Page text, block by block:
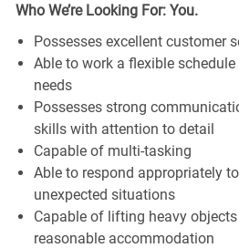
Who We’re Looking For: You.
Possesses excellent customer
Able to work a flexible
needs
Possesses strong
skills with attention to detail
Capable of multi-tasking
Able to respond appropriately
unexpected situations
Capable of lifting heavy
reasonable accommodation